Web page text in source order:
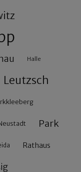
Halle
Leutzsch
Park
Rathaus